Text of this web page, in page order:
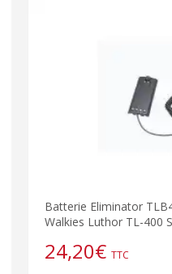
Batterie Eliminator
Walkies Luthor TL-400
24,20€ TTC